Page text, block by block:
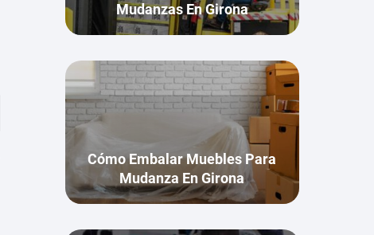
Mudanzas En Girona
Cómo Embalar Muebles Para
Mudanza En Girona